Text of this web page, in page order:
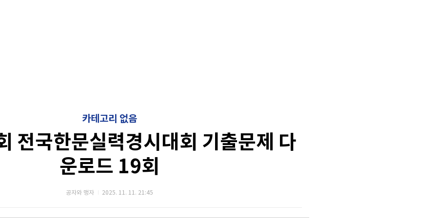
카테고리 없음
전국한문실력경시대회 기출문제 다
운로드 19회
공자와 맹자 2025. 11. 11. 21:45